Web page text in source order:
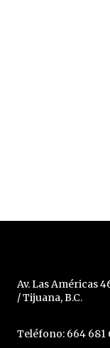
Av. Las Américas
/ Tijuana, B.C.
Teléfono: 664 681